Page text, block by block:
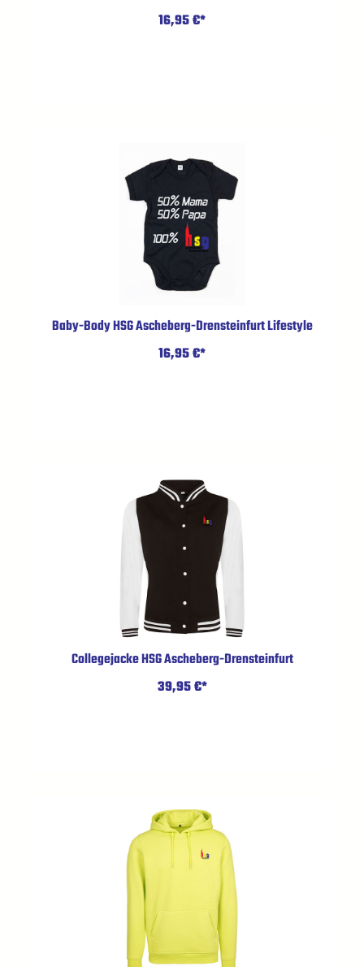
16,95 €*
Baby-Body HSG Ascheberg-Drensteinfurt Lifestyle
16,95 €*
Collegejacke HSG Ascheberg-Drensteinfurt
39,95 €*